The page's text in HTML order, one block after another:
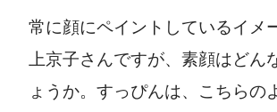
常に顔にペイントしているイメ
上京子さんですが、素顔はどん
ょうか。すっぴんは、こちらの